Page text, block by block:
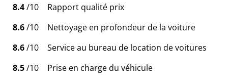
8.4/10
Rapport qualité prix
8.6/10
Nettoyage en profondeur de la voiture
8.6/10
Service au bureau de location de voitures
8.5/10
Prise en charge du véhicule